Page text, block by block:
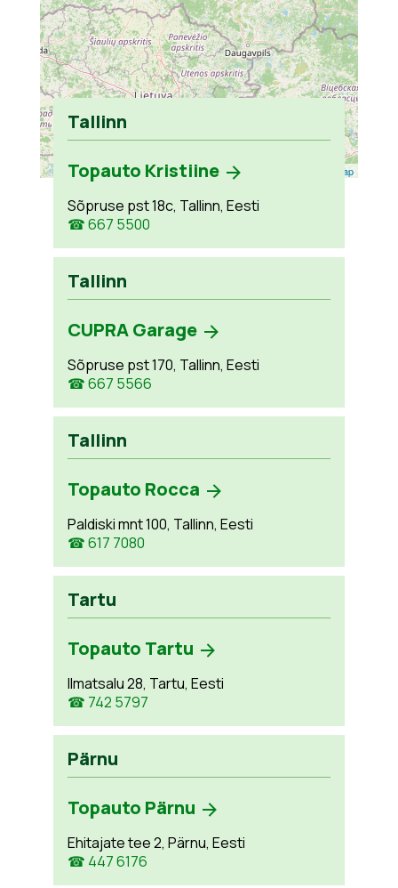
Leaflet OpenStreetMap
Tallinn
Topauto Kristiine
Sõpruse pst 18c, Tallinn, Eesti
☎ 667 5500
Tallinn
CUPRA Garage
Sõpruse pst 170, Tallinn, Eesti
☎ 667 5566
Tallinn
Topauto Rocca
Paldiski mnt 100, Tallinn, Eesti
☎ 617 7080
Tartu
Topauto Tartu
Ilmatsalu 28, Tartu, Eesti
☎ 742 5797
Pärnu
Topauto Pärnu
Ehitajate tee 2, Pärnu, Eesti
☎ 447 6176